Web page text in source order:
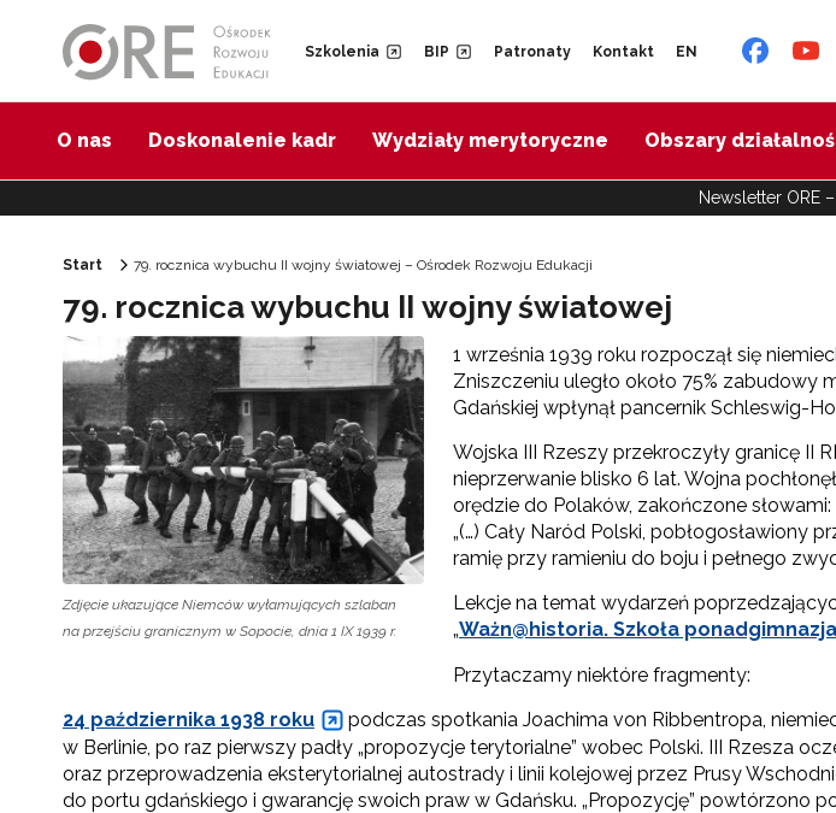
Szkolenia BIP Patronaty Kontakt EN
O nas Doskonalenie kadr Wydziały merytoryczne Obszary
Newsletter ORE
Start 79. rocznica wybuchu II wojny światowej – Ośrodek Rozwoju Edukacji
79. rocznica wybuchu II wojny światowej
Zdjęcie ukazujące Niemców wyłamujących szlaban
na przejściu granicznym w Sopocie, dnia 1 IX 1939 r.
1 września 1939 roku rozpoczął się
Zniszczeniu uległo około 75% zabudowy
Gdańskiej wpłynął pancernik Schleswig-
Wojska III Rzeszy przekroczyły granicę II
nieprzerwanie blisko 6 lat. Wojna
orędzie do Polaków, zakończone słowami:
„(…) Cały Naród Polski, pobłogosławiony
ramię przy ramieniu do boju i pełnego
Lekcje na temat wydarzeń
„Ważn@historia. Szkoła
Przytaczamy niektóre fragmenty:
24 października 1938 roku
podczas spotkania Joachima von Ribbentropa,
w Berlinie, po raz pierwszy padły „propozycje terytorialne” wobec Polski. III Rzesza
oraz przeprowadzenia eksterytorialnej autostrady i linii kolejowej przez Prusy
do portu gdańskiego i gwarancję swoich praw w Gdańsku. „Propozycję” powtórzono